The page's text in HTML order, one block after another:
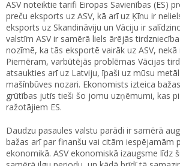
ASV noteiktie tarifi Eiropas Savienības (ES)
preču eksports uz ASV, kā arī uz Ķīnu ir
eksports uz Skandināviju un Vāciju ir
valstīm ASV ir samērā liels ārējās
nozīmē, ka tās eksportē vairāk uz ASV,
Piemēram, varbūtējās problēmas Vācijas
atsaukties arī uz Latviju, īpaši uz mūsu
mašīnbūves nozari. Ekonomists izteica
grūtības jutīs tieši šo jomu uzņēmumi, kas
ražotājiem ES.
Daudzu pasaules valstu parādi ir samērā
bažas arī par finanšu vai citām iespējamām
ekonomikā. ASV ekonomiskā izaugsme līdz